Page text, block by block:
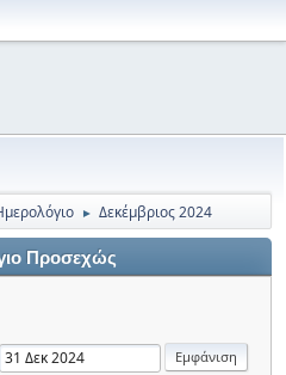
► Δεκέμβριος 2024
Προσεχώς